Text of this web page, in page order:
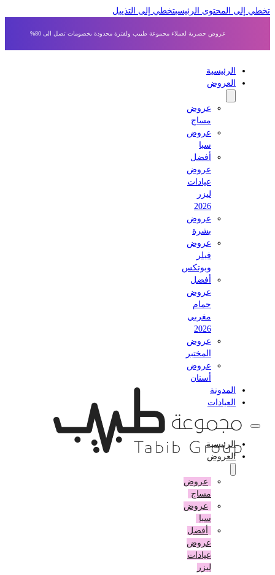
إلى المحتوى الرئيسي تخطي إلى التذييل
عروض حصرية لعملاء مجموعة طبيب ولفترة محدودة بخصومات تصل الى 80%
الرئيسية
العروض
عروض
مساج
عروض
أفضل
عروض
عيادات
عروض
بشرة
عروض
وبوتكس
أفضل
عروض
حمام
مغربي
عروض
المختبر
عروض
أسنان
المدونة
العيادات
الرئيسية
العروض
عروض
مساج
عروض
أفضل
عروض
عيادات